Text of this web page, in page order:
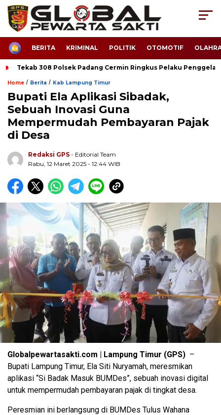
HOMEBERITA KRIMINAL POLITIK OTOMOTIF
Tekab 308 Polsek Padang Cermin Ringkus Pelaku
Home / Berita / Kab Lampung Timur
Bupati Ela Aplikasi Sibadak,
Sebuah Inovasi Guna
Mempermudah Pembayaran Pajak
di Desa
Redaksi GPS - Editorial Team
Rabu, 12 Maret 2025 - 12:44 WIB
Globalpewartasakti.com | Lampung Timur (GPS) –
Bupati Lampung Timur, Ela Siti Nuryamah, meresmikan
aplikasi “Si Badak Masuk BUMDes”, sebuah inovasi digital
untuk mempermudah pembayaran pajak di tingkat desa.
Peresmian ini berlangsung di BUMDes Tulus Wahana